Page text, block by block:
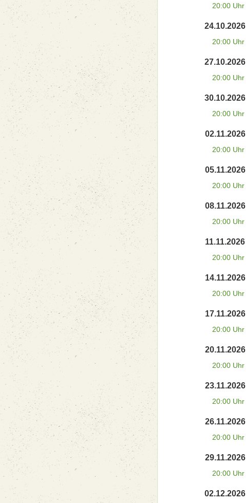
20:00 Uhr
24.10.2026
20:00 Uhr
27.10.2026
20:00 Uhr
30.10.2026
20:00 Uhr
02.11.2026
20:00 Uhr
05.11.2026
20:00 Uhr
08.11.2026
20:00 Uhr
11.11.2026
20:00 Uhr
14.11.2026
20:00 Uhr
17.11.2026
20:00 Uhr
20.11.2026
20:00 Uhr
23.11.2026
20:00 Uhr
26.11.2026
20:00 Uhr
29.11.2026
20:00 Uhr
02.12.2026